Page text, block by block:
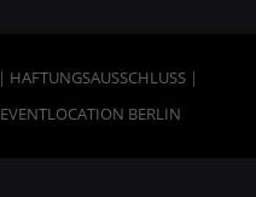
| HAFTUNGSAUSSCHLUSS|
EVENTLOCATION BERLIN